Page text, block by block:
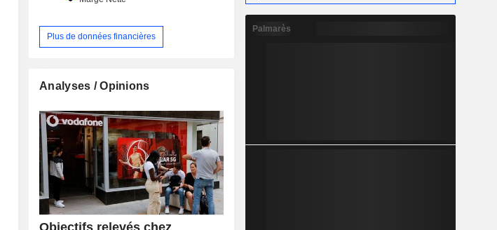
Plus de données financières
Analyses / Opinions
Objectifs relevés chez
Palmarès